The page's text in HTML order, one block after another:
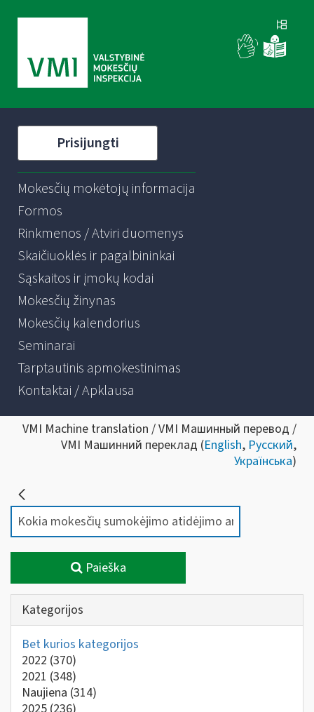
Prisijungti
Mokesčių mokėtojų informacija
Formos
Rinkmenos / Atviri duomenys
Skaičiuoklės ir pagalbininkai
Sąskaitos ir įmokų kodai
Mokesčių žinynas
Mokesčių kalendorius
Seminarai
Tarptautinis apmokestinimas
Kontaktai / Apklausa
VMI Machine translation / VMI Машинный перевод /
VMI Машинний переклад (English, Русский,
Українська)
Paieška
Kategorijos
Bet kurios kategorijos
2022 (370)
2021 (348)
Naujiena (314)